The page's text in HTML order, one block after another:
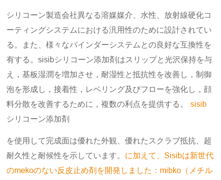
シリコーン製造会社異なる溶媒媒介、水性、放射線硬化コ
ーティングシステムにおける汎用性のために設計されてい
る。また、様々なバインダーシステムとの良好な互換性を
有する。sisibシリコーン添加剤はスリップと光沢保持を与
え，基板湿潤を増加させ，耐湿性と抵抗性を改善し，制御
泡を形成し，接着性，レベリング及びフローを強化し，顔
料分散を改善するために，複数の利点を提供する。
sisib
シリコーン添加剤
を使用して完成面は優れた外観、優れたスクラブ抵抗、超
耐久性と耐候性を示しています。 に加えて、Sisibは新世代
のmekoのない反皮止め剤を開発しました：mibko（メチル